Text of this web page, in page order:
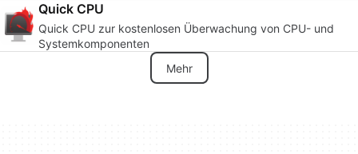
Quick CPU
Quick CPU zur kostenlosen Überwachung von CPU- und
Systemkomponenten
Mehr